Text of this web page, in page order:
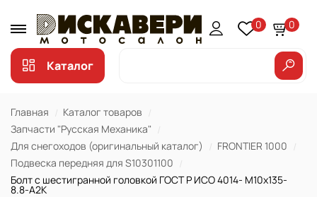
0 0
Каталог
Главная
Каталог товаров
Запчасти "Русская Механика"
Для снегоходов (оригинальный каталог)
FRONTIER 1000
Подвеска передняя для S10301100
Болт с шестигранной головкой ГОСТ Р ИСО 4014- М10х135-
8.8-А2К